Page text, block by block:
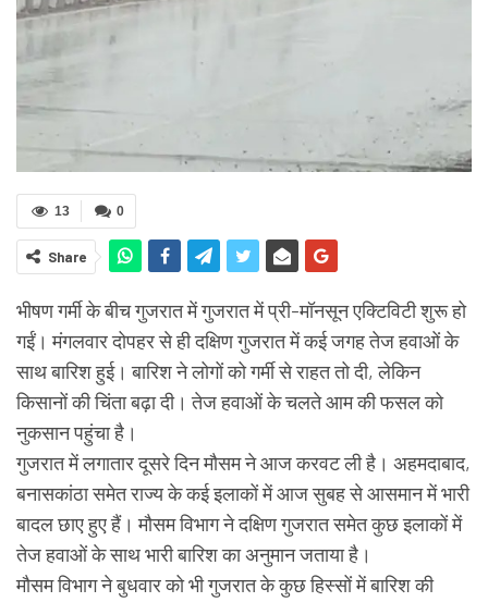
0
13
Share
भीषण गर्मी के बीच गुजरात में गुजरात में प्री-मॉनसून एक्टिविटी शुरू हो
गईं। मंगलवार दोपहर से ही दक्षिण गुजरात में कई जगह तेज हवाओं के
साथ बारिश हुई। बारिश ने लोगों को गर्मी से राहत तो दी, लेकिन
किसानों की चिंता बढ़ा दी। तेज हवाओं के चलते आम की फसल को
नुकसान पहुंचा है।
गुजरात में लगातार दूसरे दिन मौसम ने आज करवट ली है। अहमदाबाद,
बनासकांठा समेत राज्य के कई इलाकों में आज सुबह से आसमान में भारी
बादल छाए हुए हैं। मौसम विभाग ने दक्षिण गुजरात समेत कुछ इलाकों में
तेज हवाओं के साथ भारी बारिश का अनुमान जताया है।
मौसम विभाग ने बुधवार को भी गुजरात के कुछ हिस्सों में बारिश की